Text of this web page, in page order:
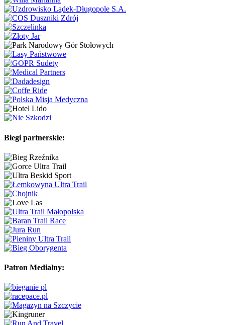
Biegi partnerskie:
Patron Medialny: